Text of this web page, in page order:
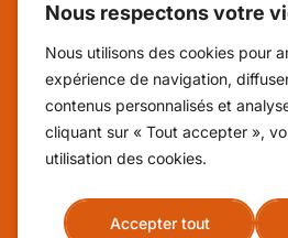
Nous respectons votre
Nous utilisons des cookies pour
expérience de navigation,
contenus personnalisés et
cliquant sur « Tout accepter »,
utilisation des cookies.
Accepter tout
02 28 55 05 05
Suivez-nous sur Facebook
Billetterie
Contact & horaires